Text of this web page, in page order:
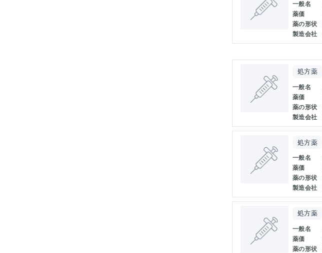
一般名
薬価
薬の形状
製造会社
処方薬
一般名
薬価
薬の形状
製造会社
処方薬
一般名
薬価
薬の形状
製造会社
処方薬
一般名
薬価
薬の形状